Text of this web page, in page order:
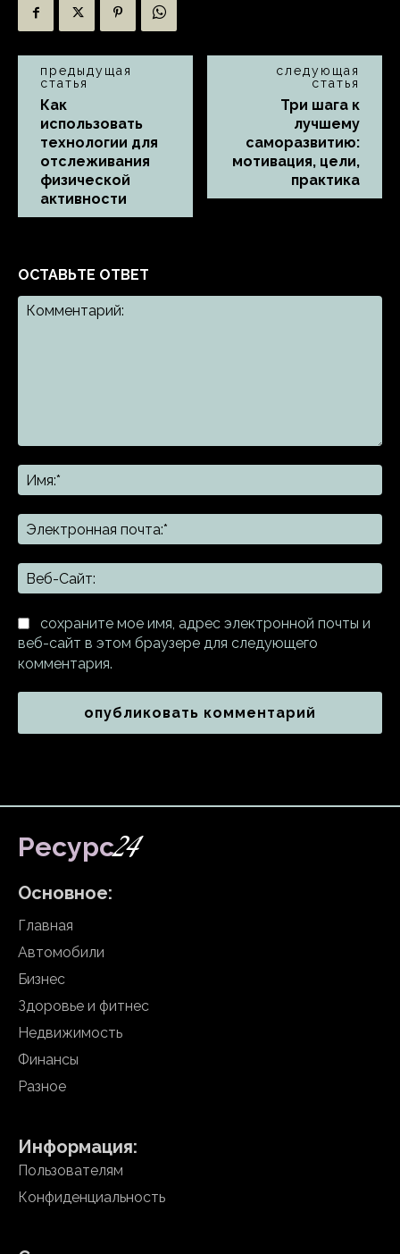
предыдущая
статья
Как
использовать
технологии для
отслеживания
физической
активности
следующая
статья
Три шага к
лучшему
саморазвитию:
мотивация, цели,
практика
ОСТАВЬТЕ ОТВЕТ
сохраните мое имя, адрес электронной почты и
веб-сайт в этом браузере для следующего
комментария.
Ресурс24
Основное:
Главная
Автомобили
Бизнес
Здоровье и фитнес
Недвижимость
Финансы
Разное
Информация:
Пользователям
Конфиденциальность